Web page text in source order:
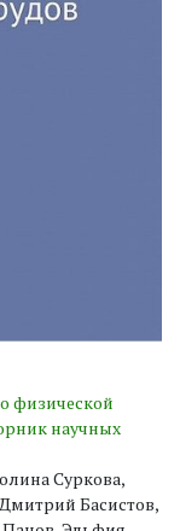
физической
научных
Суркова,
Басистов,